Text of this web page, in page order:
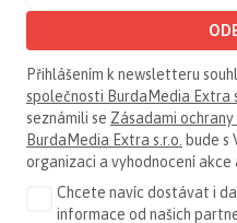
Přihlášením k newsletteru
společnosti BurdaMedia Extra
seznámili se Zásadami
BurdaMedia Extra s.r.o. bude s
organizaci a vyhodnocení akce
Chcete navíc dostávat i
informace od našich